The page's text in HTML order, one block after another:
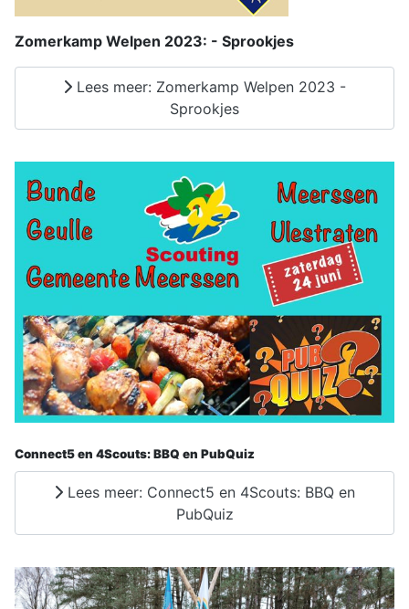
Zomerkamp Welpen 2023: - Sprookjes
Lees meer: Zomerkamp Welpen 2023 -
Sprookjes
Connect5 en 4Scouts: BBQ en PubQuiz
Lees meer: Connect5 en 4Scouts: BBQ en
PubQuiz